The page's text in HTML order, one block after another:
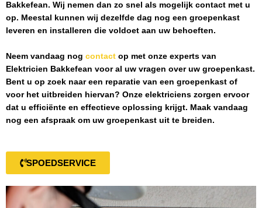
Bakkefean. Wij nemen dan zo snel als mogelijk contact met u
op. Meestal kunnen wij dezelfde dag nog een groepenkast
leveren en installeren die voldoet aan uw behoeften.
Neem vandaag nog contact op met onze experts van
Elektricien Bakkefean voor al uw vragen over uw groepenkast.
Bent u op zoek naar een reparatie van een groepenkast of
voor het uitbreiden hiervan? Onze elektriciens zorgen ervoor
dat u efficiënte en effectieve oplossing krijgt. Maak vandaag
nog een afspraak om uw groepenkast uit te breiden.
SPOEDSERVICE